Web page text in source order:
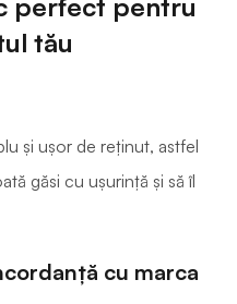
perfect pentru
tău
și ușor de reținut, astfel
găsi cu ușurință și să îl
cu marca